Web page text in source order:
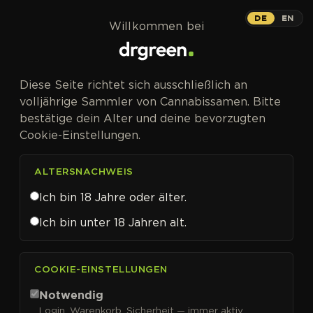
White Widow
Mehrfacher Cup-Gewinner und
echter Klassiker.
DE EN
Willkommen bei
Diese Seite richtet sich ausschließlich an
volljährige Sammler von Cannabissamen. Bitte
bestätige dein Alter und deine bevorzugten
Cookie-Einstellungen.
ALTERSNACHWEIS
Ich bin 18 Jahre oder älter.
Ich bin unter 18 Jahren alt.
COOKIE-EINSTELLUNGEN
Notwendig
Login, Warenkorb, Sicherheit — immer aktiv.